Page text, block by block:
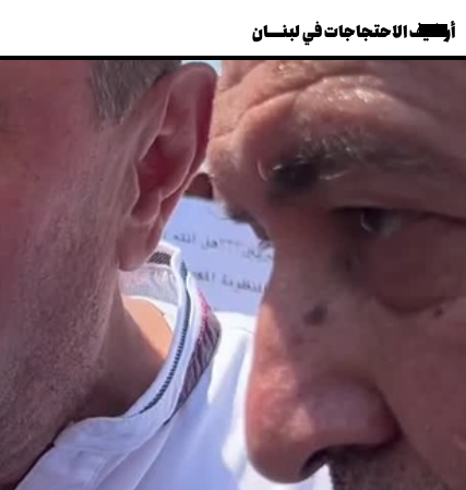
أرشيف الاحتجاجات في لبنــــان